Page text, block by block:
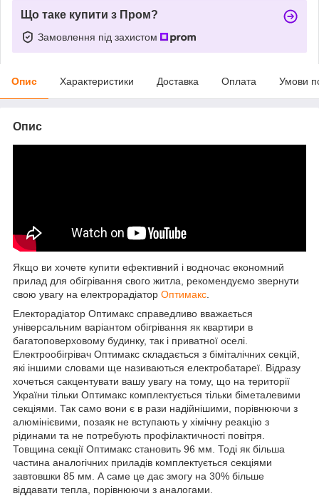
Що таке купити з Пром?
Замовлення під захистом
Опис Характеристики Доставка Оплата Умови
Опис
Якщо ви хочете купити ефективний і водночас економний
прилад для обігрівання свого житла, рекомендуємо звернути
свою увагу на електрорадіатор Оптимакс
Електорадіатор Оптимакс справедливо вважається
універсальним варіантом обігрівання як квартири в
багатоповерховому будинку, так і приватної оселі.
Електрообігрівач Оптимакс складається з біміталічних секцій,
які іншими словами ще називаються електробатареї. Відразу
хочеться сакцентувати вашу увагу на тому, що на території
України тільки Оптимакс комплектується тільки біметалевими
секціями. Так само вони є в рази надійнішими, порівнюючи з
алюмінієвими, позаяк не вступають у хімічну реакцію з
рідинами та не потребують профілактичності повітря.
Товщина секції Оптимакс становить 96 мм. Тоді як більша
частина аналогічних приладів комплектується секціями
завтовшки 85 мм. А саме це дає змогу на 30% більше
віддавати тепла, порівнюючи з аналогами.